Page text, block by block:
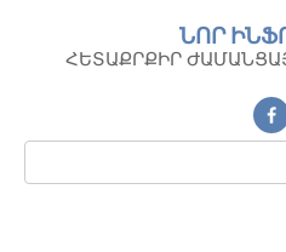
контенту
ՆՈՐ
ՀԵՏԱՔՐՔԻՐ
Поиск: